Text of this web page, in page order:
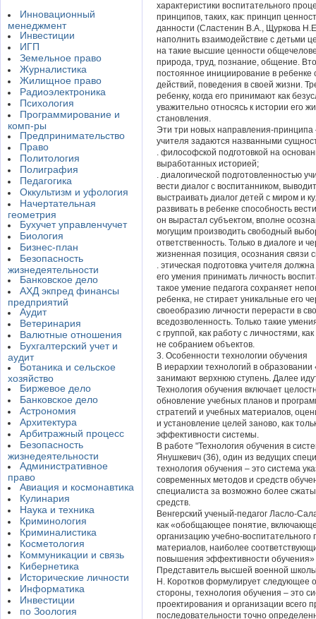
Инновационный
менеджмент
Инвестиции
ИГП
Земельное право
Журналистика
Жилищное право
Радиоэлектроника
Психология
Программирование и
комп-ры
Предпринимательство
Право
Политология
Полиграфия
Педагогика
Оккультизм и уфология
Начертательная
геометрия
Бухучет управленчучет
Биология
Бизнес-план
Безопасность
жизнедеятельности
Банковское дело
АХД экпред финансы
предприятий
Аудит
Ветеринария
Валютные отношения
Бухгалтерский учет и
аудит
Ботаника и сельское
хозяйство
Биржевое дело
Банковское дело
Астрономия
Архитектура
Арбитражный процесс
Безопасность
жизнедеятельности
Административное
право
Авиация и космонавтика
Кулинария
Наука и техника
Криминология
Криминалистика
Косметология
Коммуникации и связь
Кибернетика
Исторические личности
Информатика
Инвестиции
по Зоология
характеристики воспитательного
принципов, таких, как: принцип
данности (Сластенин В.А., Щуркова
наполнить взаимодействие с детьми
на такие высшие ценности
природа, труд, познание, общение.
постоянное инициирование в ребенке
действий, поведения в своей жизни.
ребенку, когда его принимают как
уважительно относясь к истории его
становления.
Эти три новых направления-принципа
учителя задаются названными
. философской подготовкой на
выработанных историей;
. диалогической подготовленностью
вести диалог с воспитанником,
выстраивать диалог детей с миром и
развивать в ребенке способность
он вырастал субъектом, вполне
могущим производить свободный
ответственность. Только в диалоге и
жизненная позиция, осознания связи
. этическая подготовка учителя
его умения принимать личность
такое умение педагога сохраняет
ребенка, не стирает уникальные его
своеобразию личности перерасти в
вседозволенность. Только такие
с группой, как работу с личностями,
не собранием объектов.
3. Особенности технологии обучения
В иерархии технологий в образовании
занимают верхнюю ступень. Далее
Технология обучения включает
обновление учебных планов и
стратегий и учебных материалов,
и установление целей заново, как
эффективности системы.
В работе "Технология обучения в
Янушкевич (36), один из ведущих
технология обучения – это система
современных методов и средств
специалиста за возможно более
средств.
Венгерский ученый-педагог Ласло-
как «обобщающее понятие,
организацию учебно-
материалов, наиболее
повышения эффективности обучения»
Представитель высшей военной
Н. Коротков формулирует следующее
стороны, технология обучения – это
проектирования и организации всего
последовательности точно